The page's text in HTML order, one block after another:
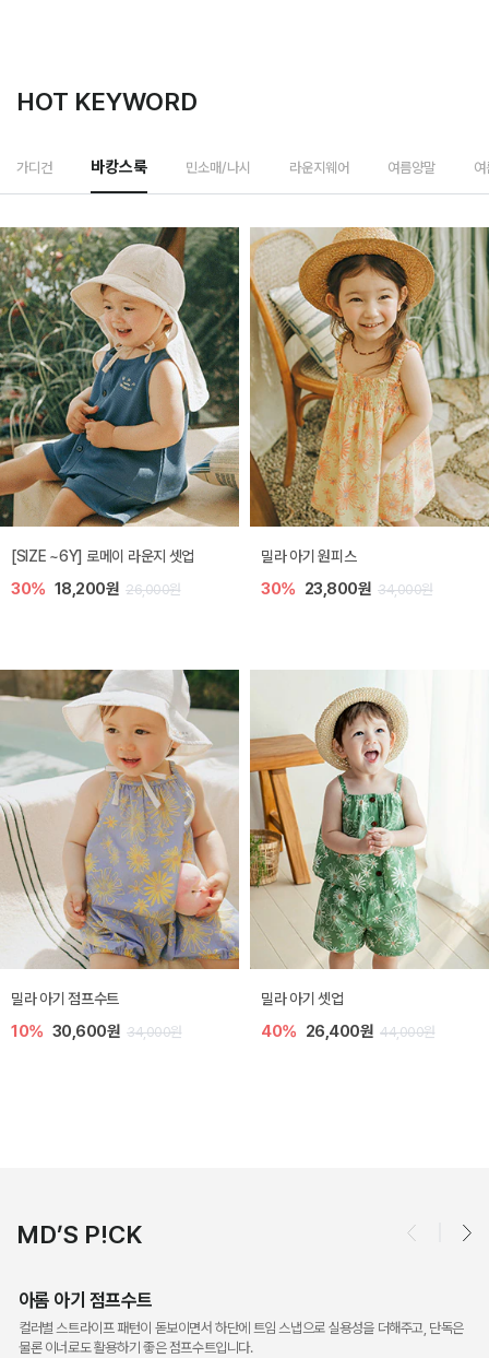
HOT KEYWORD
가디건 바캉스룩 민소매/나시 라운지웨어 여름양말
엘리오 아기 블라우스
40% 16,200원 27,000원
엘로디 니트 아기 뷔스티에
40% 16,200원 27,000원
토닉 아기 민소매 티셔츠
20% 11,200원 14,000원
베티 니트 아기 민소매 티셔츠
10% 24,300원 27,000원
MD’S P!CK
아롬 아기 점프수트
컬러별 스트라이프 패턴이 돋보이면서 하단에 트임 스냅으로 실용성을 더해주고, 단독은
물론 이너로도 활용하기 좋은 점프수트입니다.